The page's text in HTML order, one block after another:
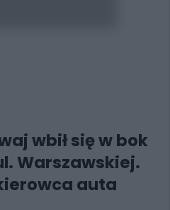
wbił się w bok
Warszawskiej.
auta